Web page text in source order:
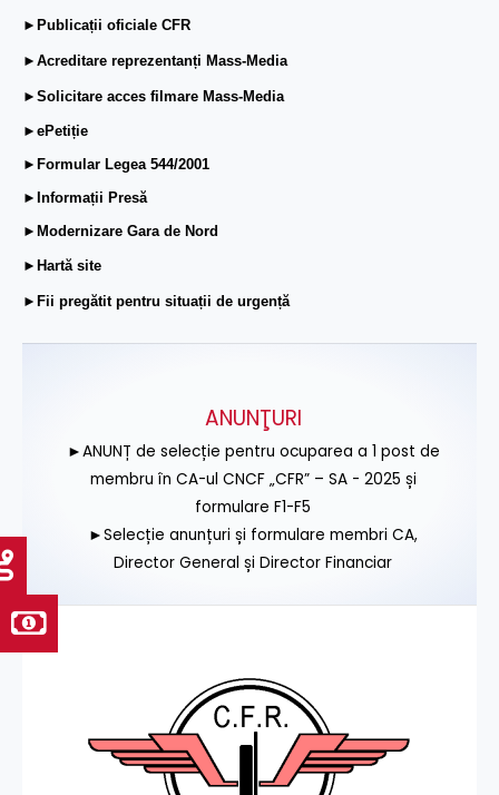
►Publicații oficiale CFR
►Acreditare reprezentanți Mass-Media
►Solicitare acces filmare Mass-Media
►ePetiție
►Formular Legea 544/2001
►Informații Presă
►Modernizare Gara de Nord
►Hartă site
►Fii pregătit pentru situații de urgență
ANUNŢURI
►ANUNȚ de selecție pentru ocuparea a 1 post de
membru în CA-ul CNCF „CFR” – SA - 2025 și
formulare F1-F5
►Selecție anunțuri și formulare membri CA,
Director General și Director Financiar